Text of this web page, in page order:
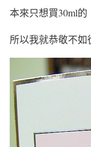
本來只想買30ml的
所以我就恭敬不如